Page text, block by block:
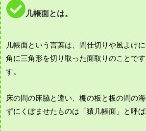
几帳面とは。
几帳面という言葉は、間仕切りや風よけ
角に三角形を切り取った面取りのことで
す。
床の間の床脇と違い、棚の板と板の間の
ずにくぼませたものは「猿几帳面」と呼ば